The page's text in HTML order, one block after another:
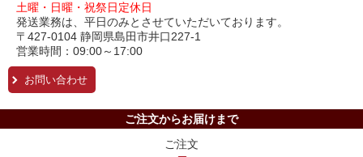
土曜・日曜・祝祭日定休日
発送業務は、平日のみとさせていただいております。
〒427-0104 静岡県島田市井口227-1
営業時間：09:00～17:00
お問い合わせ
ご注文からお届けまで
ご注文